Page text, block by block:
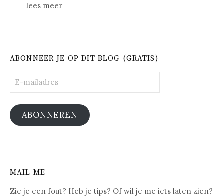
lees meer
ABONNEER JE OP DIT BLOG (GRATIS)
mailadres
ABONNEREN
MAIL ME
Zie je een fout? Heb je tips? Of wil je me iets laten zien?